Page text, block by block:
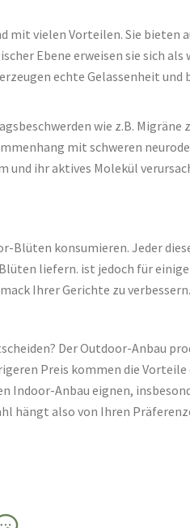
vielen Vorteilen. Sie bieten
Ebene erweisen sie sich
echte Gelassenheit
wie z.B. Migräne
mit schweren
ihr aktives Molekül
Blüten konsumieren. Jeder
liefern. ist jedoch für
Ihrer Gerichte zu verbessern.
Der Outdoor-Anbau
Preis kommen die
Indoor-Anbau eignen,
hängt also von Ihren